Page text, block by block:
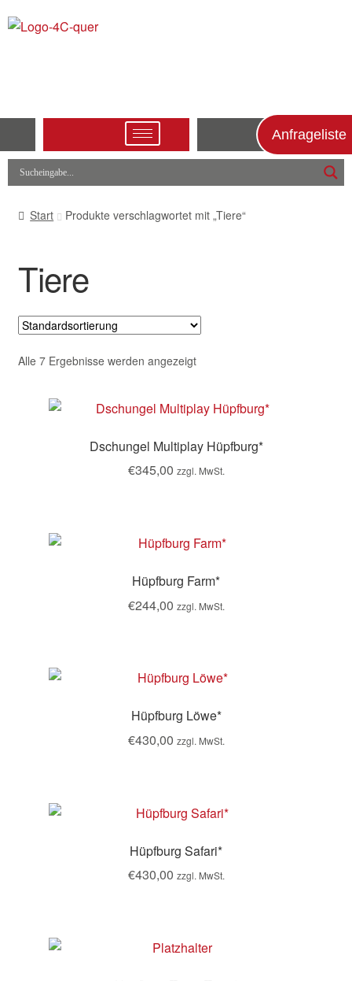
Anfrageliste
Start Produkte verschlagwortet mit „Tiere“
Tiere
Alle 7 Ergebnisse werden angezeigt
Dschungel Multiplay Hüpfburg*
€345,00 zzgl. MwSt.
Hüpfburg Farm*
€244,00 zzgl. MwSt.
Hüpfburg Löwe*
€430,00 zzgl. MwSt.
Hüpfburg Safari*
€430,00 zzgl. MwSt.